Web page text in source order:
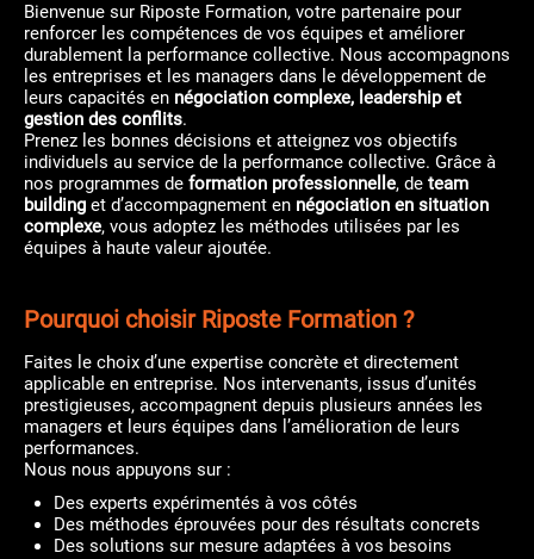
Bienvenue sur Riposte Formation, votre partenaire pour
renforcer les compétences de vos équipes et améliorer
durablement la performance collective. Nous accompagnons
les entreprises et les managers dans le développement de
leurs capacités en négociation complexe, leadership et
gestion des conflits.
Prenez les bonnes décisions et atteignez vos objectifs
individuels au service de la performance collective. Grâce à
nos programmes de formation professionnelle, de team
building et d’accompagnement en négociation en situation
complexe, vous adoptez les méthodes utilisées par les
équipes à haute valeur ajoutée.
Pourquoi choisir Riposte Formation ?
Faites le choix d’une expertise concrète et directement
applicable en entreprise. Nos intervenants, issus d’unités
prestigieuses, accompagnent depuis plusieurs années les
managers et leurs équipes dans l’amélioration de leurs
performances.
Nous nous appuyons sur :
Des experts expérimentés à vos côtés
Des méthodes éprouvées pour des résultats concrets
Des solutions sur mesure adaptées à vos besoins